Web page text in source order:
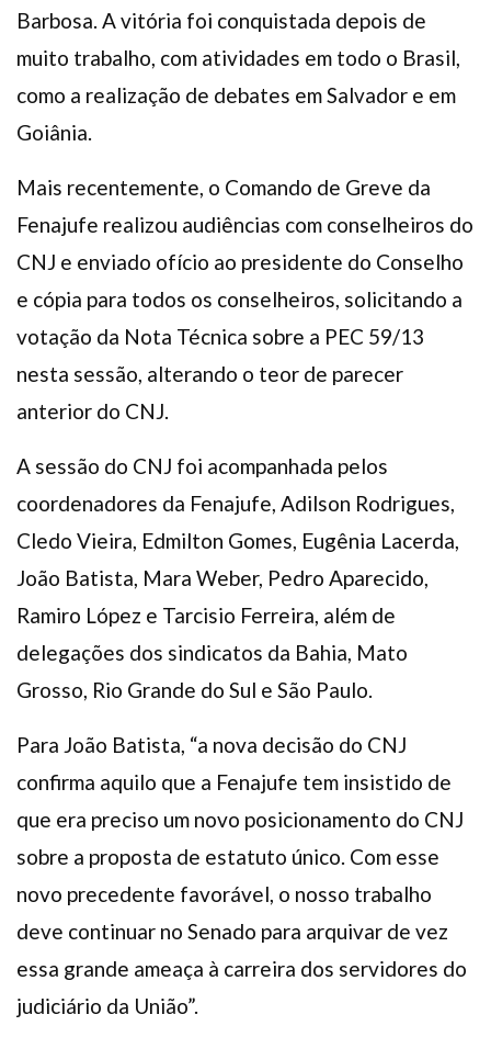
Barbosa. A vitória foi conquistada depois de
muito trabalho, com atividades em todo o Brasil,
como a realização de debates em Salvador e em
Goiânia.
Mais recentemente, o Comando de Greve da
Fenajufe realizou audiências com conselheiros do
CNJ e enviado ofício ao presidente do Conselho
e cópia para todos os conselheiros, solicitando a
votação da Nota Técnica sobre a PEC 59/13
nesta sessão, alterando o teor de parecer
anterior do CNJ.
A sessão do CNJ foi acompanhada pelos
coordenadores da Fenajufe, Adilson Rodrigues,
Cledo Vieira, Edmilton Gomes, Eugênia Lacerda,
João Batista, Mara Weber, Pedro Aparecido,
Ramiro López e Tarcisio Ferreira, além de
delegações dos sindicatos da Bahia, Mato
Grosso, Rio Grande do Sul e São Paulo.
Para João Batista, “a nova decisão do CNJ
confirma aquilo que a Fenajufe tem insistido de
que era preciso um novo posicionamento do CNJ
sobre a proposta de estatuto único. Com esse
novo precedente favorável, o nosso trabalho
deve continuar no Senado para arquivar de vez
essa grande ameaça à carreira dos servidores do
judiciário da União”.